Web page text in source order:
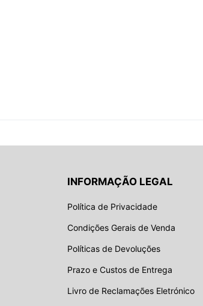
INFORMAÇÃO LEGAL
Política de Privacidade
Condições Gerais de Venda
Políticas de Devoluções
Prazo e Custos de Entrega
Livro de Reclamações Eletrónico